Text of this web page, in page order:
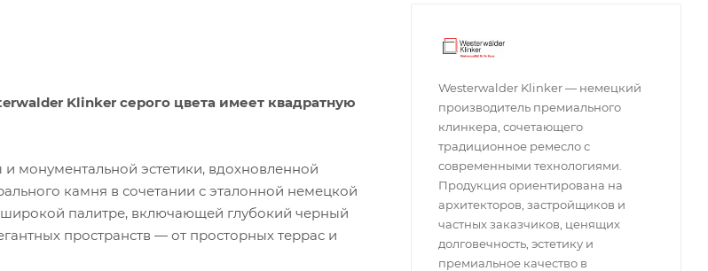
Klinker серого цвета имеет квадратную
монументальной эстетики, вдохновленной
камня в сочетании с эталонной немецкой
палитре, включающей глубокий черный
пространств — от просторных террас и
Westerwalder Klinker — немецкий
производитель премиального
клинкера, сочетающего
традиционное ремесло с
современными технологиями.
Продукция ориентирована на
архитекторов, застройщиков и
частных заказчиков, ценящих
долговечность, эстетику и
премиальное качество в